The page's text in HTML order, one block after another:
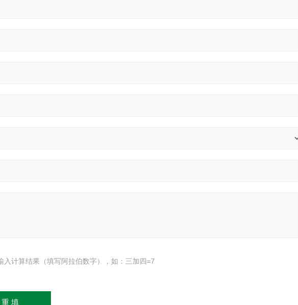
入计算结果（填写阿拉伯数字），如：三加四=7